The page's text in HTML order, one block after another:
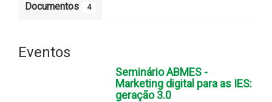
Documentos 4
Eventos
Seminário ABMES -
Marketing digital para as IES:
geração 3.0